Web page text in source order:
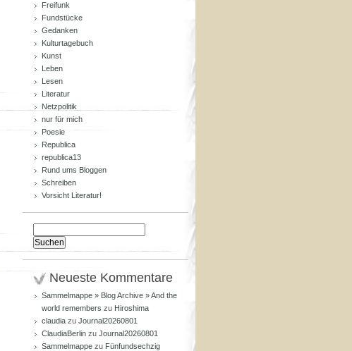
Freifunk
Fundstücke
Gedanken
Kulturtagebuch
Kunst
Leben
Lesen
Literatur
Netzpolitik
nur für mich
Poesie
Republica
republica13
Rund ums Bloggen
Schreiben
Vorsicht Literatur!
nach:
Neueste Kommentare
Sammelmappe » Blog Archive » And the
world remembers zu Hiroshima
claudia zu Journal20260801
ClaudiaBerlin zu Journal20260801
Sammelmappe zu Fünfundsechzig